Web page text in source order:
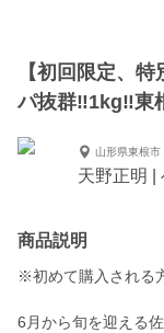
【初回限定、
パ抜群‼︎1kg‼︎東
山形県東根市
天野正明 |
商品説明
※初めて購入される
6月から旬を迎える佐